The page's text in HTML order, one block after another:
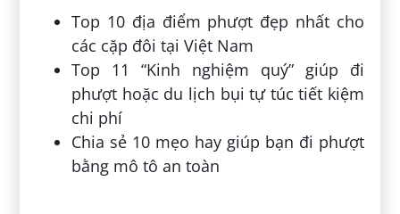
Top 10 địa điểm phượt đẹp nhất cho
các cặp đôi tại Việt Nam
Top 11 “Kinh nghiệm quý” giúp đi
phượt hoặc du lịch bụi tự túc tiết kiệm
chi phí
Chia sẻ 10 mẹo hay giúp bạn đi phượt
bằng mô tô an toàn